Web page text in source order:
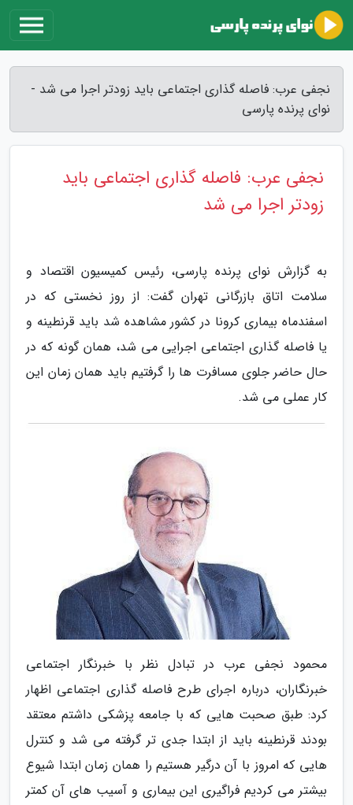
نجفی عرب: فاصله گذاری اجتماعی باید زودتر اجرا می شد -
نوای پرنده پارسی
نجفی عرب: فاصله گذاری اجتماعی باید
زودتر اجرا می شد
به گزارش نوای پرنده پارسی، رئیس کمیسیون اقتصاد و
سلامت اتاق بازرگانی تهران گفت: از روز نخستی که در
اسفندماه بیماری کرونا در کشور مشاهده شد باید قرنطینه و
یا فاصله گذاری اجتماعی اجرایی می شد، همان گونه که در
حال حاضر جلوی مسافرت ها را گرفتیم باید همان زمان این
کار عملی می شد.
محمود نجفی عرب در تبادل نظر با خبرنگار اجتماعی
خبرنگاران، درباره اجرای طرح فاصله گذاری اجتماعی اظهار
کرد: طبق صحبت هایی که با جامعه پزشکی داشتم معتقد
بودند قرنطینه باید از ابتدا جدی تر گرفته می شد و کنترل
هایی که امروز با آن درگیر هستیم را همان زمان ابتدا شیوع
بیشتر می کردیم فراگیری این بیماری و آسیب های آن کمتر